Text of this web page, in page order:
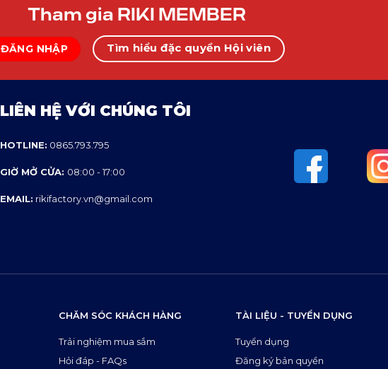
Tham gia RIKI MEMBER
ĐĂNG NHẬP Tìm hiểu đặc quyền Hội viên
LIÊN HỆ VỚI CHÚNG TÔI
HOTLINE: 0865.793.795
GIỜ MỞ CỬA: 08:00 - 17:00
EMAIL: rikifactory.vn@gmail.com
CHĂM SÓC KHÁCH HÀNG
Trải nghiệm mua sắm
Hỏi đáp - FAQs
TÀI LIỆU - TUYỂN DỤNG
Tuyển dụng
Đăng ký bản quyền